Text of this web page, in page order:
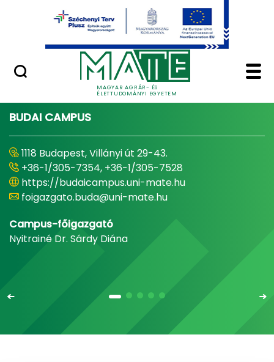
Ugrás a fő tartalomhoz
MAGYAR AGRÁR- ÉS
ÉLETTUDOMÁNYI EGYETEM
Minőségügy
Home - Magyar
BUDAI CAMPUS
1118 Budapest, Villányi út 29-43.
+36-1/305-7354, +36-1/305-7528
https://budaicampus.uni-mate.hu
foigazgato.buda@uni-mate.hu
Campus-főigazgató
Nyitrainé Dr. Sárdy Diána